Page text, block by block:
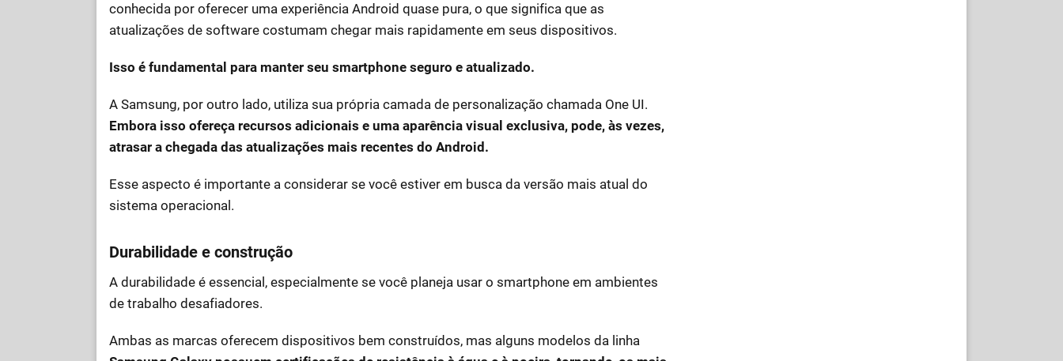
conhecida por oferecer uma experiência Android quase pura, o que significa que as
atualizações de software costumam chegar mais rapidamente em seus dispositivos.
Isso é fundamental para manter seu smartphone seguro e atualizado.
A Samsung, por outro lado, utiliza sua própria camada de personalização chamada One UI.
Embora isso ofereça recursos adicionais e uma aparência visual exclusiva, pode, às vezes,
atrasar a chegada das atualizações mais recentes do Android.
Esse aspecto é importante a considerar se você estiver em busca da versão mais atual do
sistema operacional.
Durabilidade e construção
A durabilidade é essencial, especialmente se você planeja usar o smartphone em ambientes
de trabalho desafiadores.
Ambas as marcas oferecem dispositivos bem construídos, mas alguns modelos da linha